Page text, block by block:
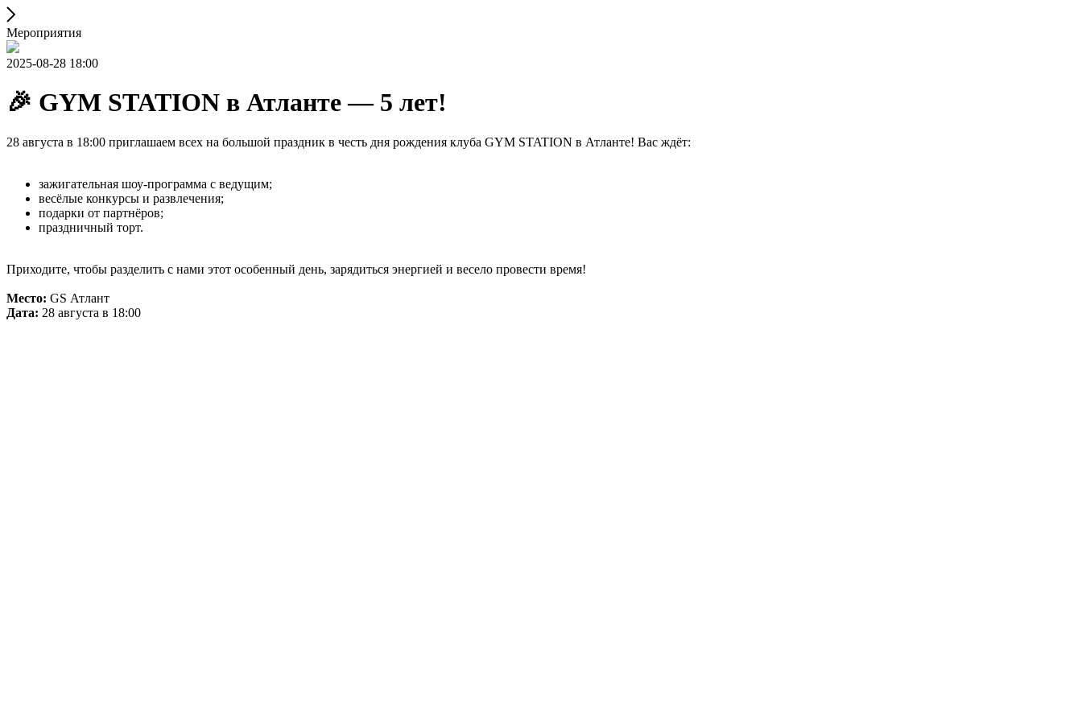
Мероприятия
2025-08-28 18:00
🎉 GYM STATION в Атланте — 5 лет!
28 августа в 18:00 приглашаем всех на большой праздник в честь дня рождения клуба GYM STATION в Атланте! Вас ждёт:
зажигательная шоу-программа с ведущим;
весёлые конкурсы и развлечения;
подарки от партнёров;
праздничный торт.
Приходите, чтобы разделить с нами этот особенный день, зарядиться энергией и весело провести время!
Место: GS Атлант
Дата: 28 августа в 18:00